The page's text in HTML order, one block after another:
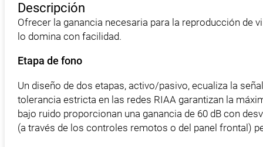
Descripción
Ofrecer la ganancia necesaria para la reproducción de
lo domina con facilidad.
Etapa de fono
Un diseño de dos etapas, activo/pasivo, ecualiza la
tolerancia estricta en las redes RIAA garantizan la
bajo ruido proporcionan una ganancia de 60 dB con
(a través de los controles remotos o del panel frontal)